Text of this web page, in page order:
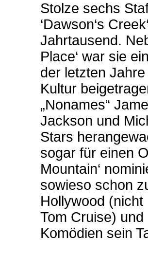
Stolze sechs
‘Dawson‘s
Jahrtausend.
Place‘ war sie
der letzten
Kultur
„Nonames“
Jackson und
Stars
sogar für einen
Mountain‘
sowieso schon
Hollywood
Tom Cruise)
Komödien sein